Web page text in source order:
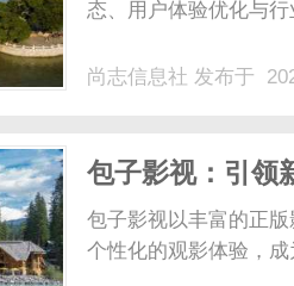
态、用户体验优化与
尚志信息社 发布于
包子影视：引领
包子影视以丰富的正
个性化的观影体验，